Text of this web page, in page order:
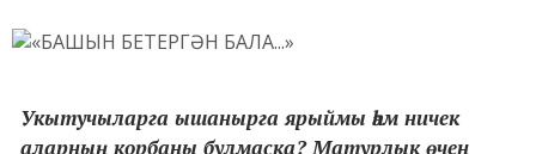
Укытучыларга ышанырга ярыймы һәм ничек
аларның корбаны булмаска? Матурлык өчен